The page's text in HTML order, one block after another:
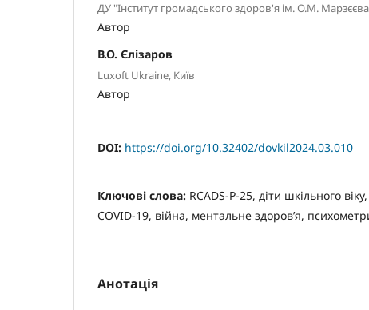
ДУ "Інститут громадського здоров'я ім. О.М.
Автор
В.О. Єлізаров
Luxoft Ukraine, Київ
Автор
DOI: https://doi.org/10.32402/dovkil2024.03.010
Ключові слова: RCADS-P-25, діти шкільного
COVID-19, війна, ментальне здоров’я,
Анотація